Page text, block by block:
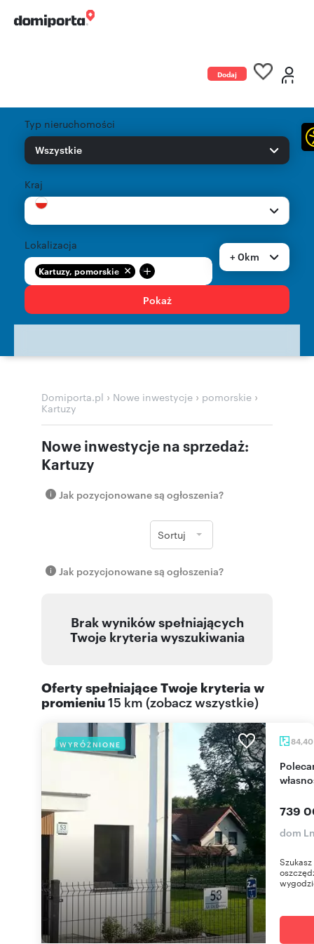
Dodaj
Typ nieruchomości
Wszystkie
Kraj
Lokalizacja
Kartuzy, pomorskie +
+ 0km
Pokaż
Domiporta.pl › Nowe inwestycje › pomorskie ›
Kartuzy
Nowe inwestycje na sprzedaż:
Kartuzy
Jak pozycjonowane są ogłoszenia?
Sortuj
Jak pozycjonowane są ogłoszenia?
Brak wyników spełniających
Twoje kryteria wyszukiwania
Oferty spełniające Twoje kryteria w
promieniu15 km (zobacz wszystkie)
WYRÓŻNIONE 84,40
Polecam nowoczesny dom 84,4 m² z pełną
739
dom